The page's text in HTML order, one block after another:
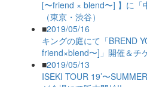
[〜friend × blend〜] 】に「
（東京・渋谷）
■2019/05/16
キングの庭にて「BREND
friend×blend〜]」開催＆チ
■2019/05/13
ISEKI TOUR 19’〜